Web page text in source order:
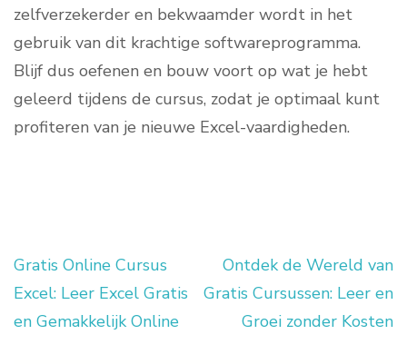
zelfverzekerder en bekwaamder wordt in het
gebruik van dit krachtige softwareprogramma.
Blijf dus oefenen en bouw voort op wat je hebt
geleerd tijdens de cursus, zodat je optimaal kunt
profiteren van je nieuwe Excel-vaardigheden.
Berichtnavigatie
Gratis Online Cursus
Excel: Leer Excel Gratis
en Gemakkelijk Online
Ontdek de Wereld van
Gratis Cursussen: Leer en
Groei zonder Kosten